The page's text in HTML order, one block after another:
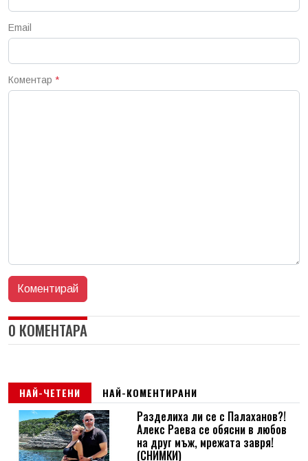
Email
Коментар *
0 КОМЕНТАРА
НАЙ-ЧЕТЕНИ НАЙ-КОМЕНТИРАНИ
Разделиха ли се с Палаханов?!
Алекс Раева се обясни в любов
на друг мъж, мрежата завря!
(СНИМКИ)